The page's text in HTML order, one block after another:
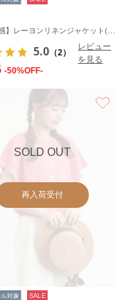
5.0 （2）
レビュー
を見る
-50%OFF-
SOLD OUT
再入荷受付
対象 SALE